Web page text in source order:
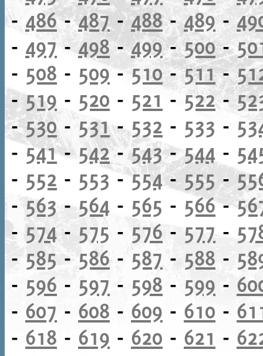
- 486-487-488-489-
- 497 -498-499-500-
- 508 - 509-510-511-
-519 - 520 - 521 - 522-
-530 - 531-532 - 533 -
-541-542-543-544 -
- 552 - 553 -554- 555-
-563 - 564 - 565 - 566-
-574- 575 - 576- 577 -
-585-586 - 587 - 588 -
- 596 - 597 - 598 - 599 -
- 607 - 608 - 609 - 610 -
- 618 - 619 - 620 - 621 -